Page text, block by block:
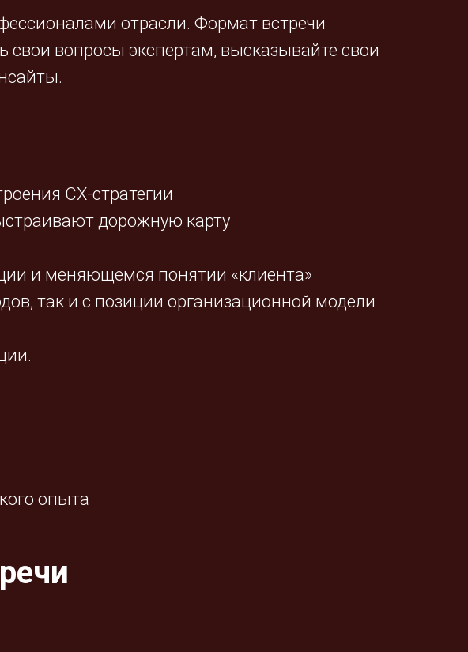
отрасли. Формат встречи
вопросы экспертам, высказывайте свои
CX-стратегии
дорожную карту
и меняющемся понятии «клиента»
так и с позиции организационной модели
опыта